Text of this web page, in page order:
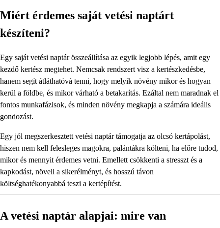
Miért érdemes saját vetési naptárt
készíteni?
Egy saját vetési naptár összeállítása az egyik legjobb lépés, amit egy
kezdő kertész megtehet. Nemcsak rendszert visz a kertészkedésbe,
hanem segít átláthatóvá tenni, hogy melyik növény mikor és hogyan
kerül a földbe, és mikor várható a betakarítás. Ezáltal nem maradnak el
fontos munkafázisok, és minden növény megkapja a számára ideális
gondozást.
Egy jól megszerkesztett vetési naptár támogatja az olcsó kertápolást,
hiszen nem kell felesleges magokra, palántákra költeni, ha előre tudod,
mikor és mennyit érdemes vetni. Emellett csökkenti a stresszt és a
kapkodást, növeli a sikerélményt, és hosszú távon
költséghatékonyabbá teszi a kertépítést.
A vetési naptár alapjai: mire van